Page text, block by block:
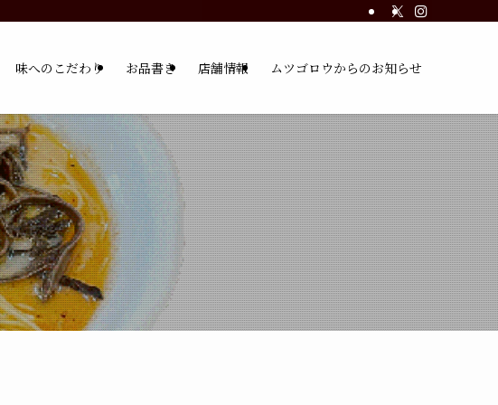
味へのこだわり お品書き 店舗情報 ムツゴロウからのお知らせ